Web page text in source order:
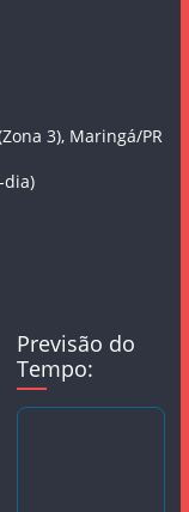
3), Maringá/PR
dia)
Previsão do
Tempo: